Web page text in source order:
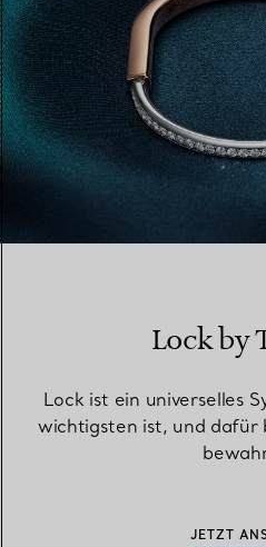
Lock by
Lock ist ein universelles
wichtigsten ist, und dafür
JETZT